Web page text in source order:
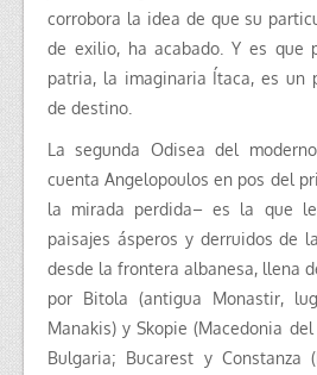
corrobora la idea de que su
de exilio, ha acabado. Y es que
patria, la imaginaria Ítaca, es un
de destino.
La segunda Odisea del
cuenta Angelopoulos en pos del
la mirada perdida– es la que
paisajes ásperos y derruidos de
desde la frontera albanesa, llena
por Bitola (antigua Monastir,
Manakis) y Skopie (Macedonia
Bulgaria; Bucarest y Constanza